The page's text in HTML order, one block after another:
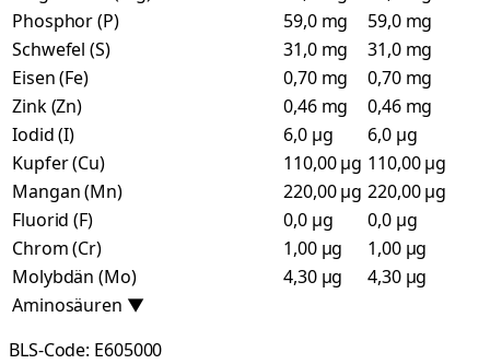
Phosphor (P)
59,0 mg
59,0 mg
Schwefel (S)
31,0 mg
31,0 mg
Eisen (Fe)
0,70 mg
0,70 mg
Zink (Zn)
0,46 mg
0,46 mg
Iodid (I)
6,0 µg
6,0 µg
Kupfer (Cu)
110,00 µg 110,00 µg
Mangan (Mn)
220,00 µg 220,00 µg
Fluorid (F)
0,0 µg
0,0 µg
Chrom (Cr)
1,00 µg
1,00 µg
Molybdän (Mo)
4,30 µg
4,30 µg
Aminosäuren ▼
BLS-Code: E605000